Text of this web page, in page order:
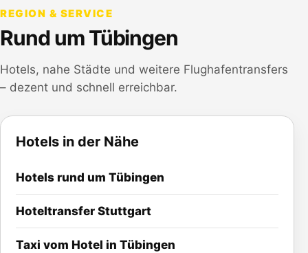
REGION & SERVICE
Rund umTübingen
Hotels, nahe Städte und weitere Flughafentransfers
– dezent und schnell erreichbar.
Hotels in der Nähe
Hotels rund um Tübingen
Hoteltransfer Stuttgart
Taxi vom Hotel in Tübingen